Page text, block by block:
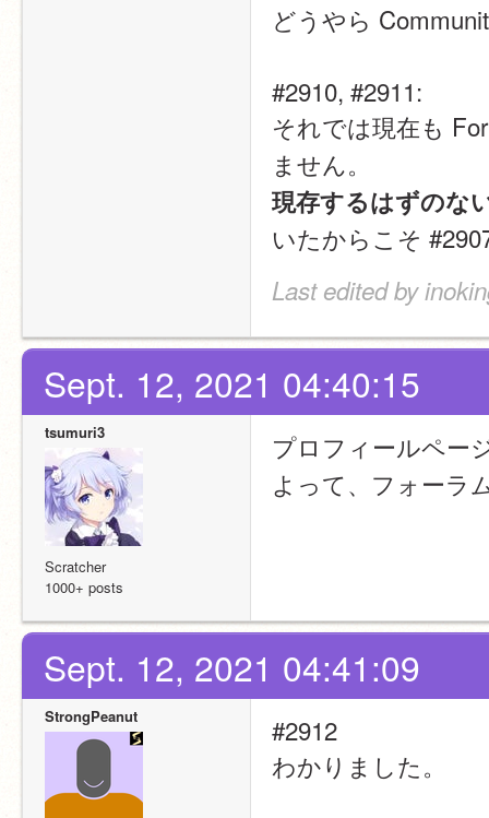
どうやら
#2910, #2911:
それでは現在も
ません。
現存するはずのな
いたからこそ
Last edited by
Sept. 12, 2021 04:40:15
tsumuri3
Scratcher
1000+ posts
プロフィールペー
よって、フォーラ
Sept. 12, 2021 04:41:09
StrongPeanut
#2912
わかりました。